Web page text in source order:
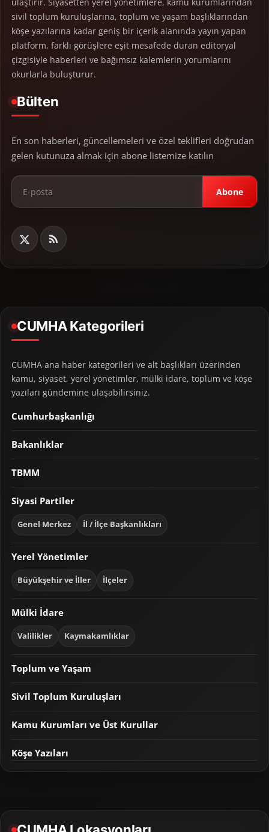
sivil toplum kuruluşlarına, toplum ve yaşam başlıklarından
köşe yazılarına kadar geniş bir içerik alanında yayın yapan
platform, farklı görüşlere eşit mesafede duran editoryal
çizgisiyle haberleri ve bağımsız kalemlerin yorumlarını
okurlarla buluşturur.
Bülten
En son haberleri, güncellemeleri ve özel teklifleri doğrudan
gelen kutunuza almak için abone listemize katılın
Abone
CUMHA Kategorileri
CUMHA ana haber kategorileri ve alt başlıkları üzerinden
kamu, siyaset, yerel yönetimler, mülki idare, toplum ve köşe
yazıları gündemine ulaşabilirsiniz.
Cumhurbaşkanlığı
Bakanlıklar
TBMM
Siyasi Partiler
Genel Merkez İl / İlçe Başkanlıkları
Yerel Yönetimler
Büyükşehir ve İller İlçeler
Mülki İdare
Valilikler Kaymakamlıklar
Toplum ve Yaşam
Sivil Toplum Kuruluşları
Kamu Kurumları ve Üst Kurullar
Köşe Yazıları